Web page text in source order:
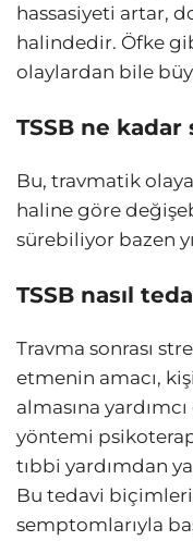
hassasiyeti artar,
halindedir. Öfke
olaylardan bile
TSSB ne kadar
Bu, travmatik
haline göre
sürebiliyor bazen
TSSB nasıl
Travma sonrası
etmenin amacı,
almasına
yöntemi
tıbbi yardımdan
Bu tedavi
semptomlarıyla